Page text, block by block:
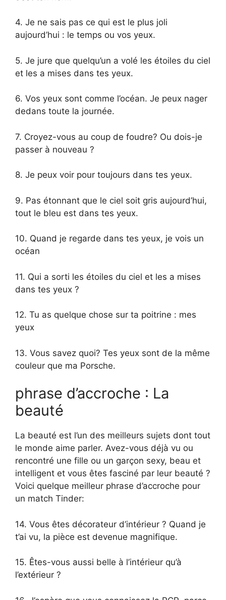
4. Je ne sais pas ce qui est le plus joli
aujourd’hui : le temps ou vos yeux.
5. Je jure que quelqu’un a volé les étoiles du ciel
et les a mises dans tes yeux.
6. Vos yeux sont comme l’océan. Je peux nager
dedans toute la journée.
7. Croyez-vous au coup de foudre? Ou dois-je
passer à nouveau ?
8. Je peux voir pour toujours dans tes yeux.
9. Pas étonnant que le ciel soit gris aujourd’hui,
tout le bleu est dans tes yeux.
10. Quand je regarde dans tes yeux, je vois un
océan
11. Qui a sorti les étoiles du ciel et les a mises
dans tes yeux ?
12. Tu as quelque chose sur ta poitrine : mes
yeux
13. Vous savez quoi? Tes yeux sont de la même
couleur que ma Porsche.
phrase d’accroche : La
beauté
La beauté est l’un des meilleurs sujets dont tout
le monde aime parler. Avez-vous déjà vu ou
rencontré une fille ou un garçon sexy, beau et
intelligent et vous êtes fasciné par leur beauté ?
Voici quelque meilleur phrase d’accroche pour
un match Tinder:
14. Vous êtes décorateur d’intérieur ? Quand je
t’ai vu, la pièce est devenue magnifique.
15. Êtes-vous aussi belle à l’intérieur qu’à
l’extérieur ?